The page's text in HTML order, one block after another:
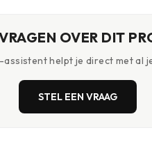
OVER DIT
assistent helpt je direct met al
STEL EEN VRAAG